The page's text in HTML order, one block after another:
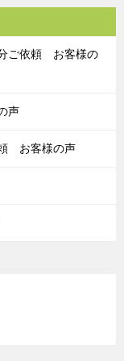
ご依頼 お客様の
声
お客様の声